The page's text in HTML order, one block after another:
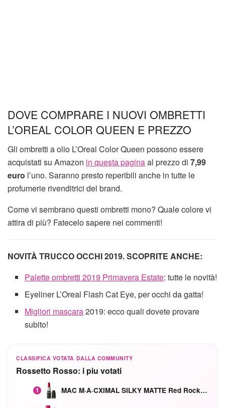
DOVE COMPRARE I NUOVI OMBRETTI
L’OREAL COLOR QUEEN E PREZZO
Gli ombretti a olio L’Oreal Color Queen possono essere
acquistati su Amazon in questa paginaal prezzo di 7,99
euro l’uno. Saranno presto reperibili anche in tutte le
profumerie rivenditrici del brand.
Come vi sembrano questi ombretti mono? Quale colore vi
attira di più? Fatecelo sapere nei commenti!
NOVITÀ TRUCCO OCCHI 2019. SCOPRITE ANCHE:
Palette ombretti 2019 Primavera Estate: tutte le novità!
Eyeliner L’Oreal Flash Cat Eye, per occhi da gatta!
Migliori mascara2019: ecco quali dovete provare
subito!
CLASSIFICA VOTATA DALLA COMMUNITY
Rossetto Rosso: i piu votati
1 MAC M·A·CXIMAL SILKY MATTE Red Rock mat